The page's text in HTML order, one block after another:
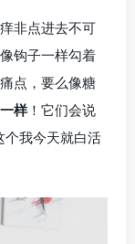
非点进去不可
钩子一样勾着
点，要么像糖
样！它们会说
个我今天就白活